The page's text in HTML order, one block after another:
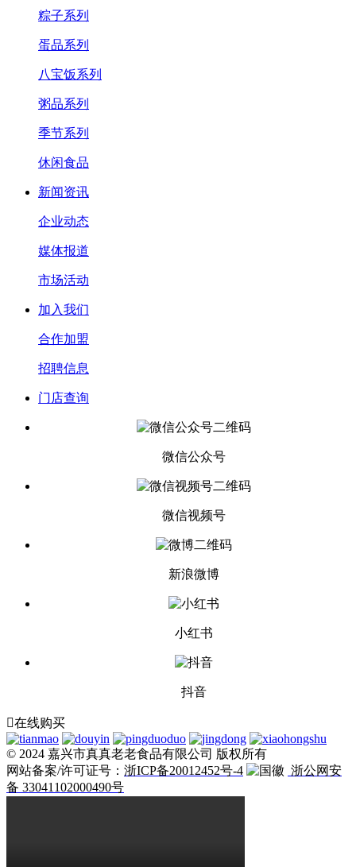
粽子系列
蛋品系列
八宝饭系列
粥品系列
季节系列
休闲食品
新闻资讯
企业动态
媒体报道
市场活动
加入我们
合作加盟
招聘信息
门店查询
微信公众号
微信视频号
新浪微博
小红书
抖音
在线购买
© 2024 嘉兴市真真老老食品有限公司 版权所有
网站备案/许可证号： 浙ICP备20012452号-4
浙公网安
备 33041102000490号